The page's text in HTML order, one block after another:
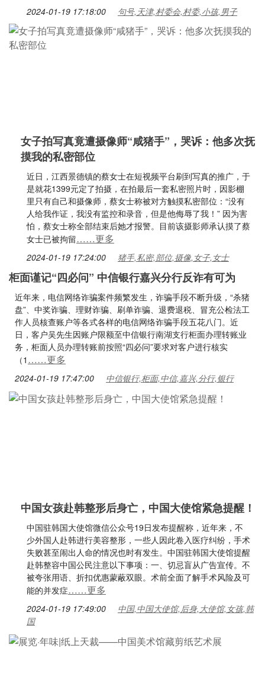
2024-01-19 17:18:00 句号,天津,村委会,村委,小孩,男子
女子拍写真竟遭摄像师“咸猪手”，哭诉：他多次抚
摸我的私密部位
近日，江西景德镇的蔡女士在短视频平台刷到写真的推广，于
是就花1399元定了拍摄，在拍最后一套私密照片时，因影棚
里只有自己和摄像师，蔡女士称被对方触摸私密部位：“没有
人给我作证，我没有监控和录音，但是他侮辱了我！” 因为害
怕，蔡女士称全部结束后她才报警。目前该摄影师承认摸了蔡
女士已被拘留……更多
2024-01-19 17:24:00 猪手,私密,部位,摄像,女子,女士
柜面谨记“四必问” 中信银行嘉兴分行反诈有可为
近年来，电信网络诈骗案件频繁发生，诈骗手段不断升级，“杀猪
盘”、中奖诈骗、理财诈骗、刷单诈骗、退费退税、冒充公检法工
作人员核查账户等各式各样的电信网络诈骗手段五花八门。近
日，客户吴先生因账户限额至中信银行南湖支行柜面办理转账业
务，柜面人员办理转账前按照“四必问”要求对客户进行核实
（1 ……更多
2024-01-19 17:47:00 中信银行,柜面,中信,嘉兴,分行,银行
中国女孩赴韩整形后身亡，中国大使馆紧急提醒！
中国驻韩国大使馆微信公众号19日发布提醒称，近年来，不
少外国人赴韩进行美容整形，一些人因此卷入医疗纠纷，手术
失败甚至闹出人命的情况也时有发生。中国驻韩国大使馆提醒
赴韩整容中国公民注意以下事项：一、切忌盲从广告宣传。不
被夸张用语、折扣优惠蒙蔽双眼。术前全面了解手术风险及可
能的并发症……更多
2024-01-19 17:49:00
中国,中国大使馆,后身,大使馆,女孩,韩
国